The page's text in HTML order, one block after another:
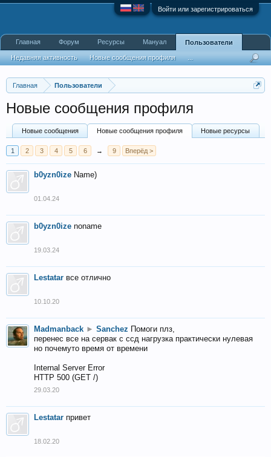
Войти или зарегистрироваться
Главная Пользователи
Новые сообщения профиля
Новые сообщения Новые сообщения профиля Новые ресурсы
1 2 3 4 5 6 → 9 Вперёд >
b0yzn0ize Name)
01.04.24
b0yzn0ize noname
19.03.24
Lestatar все отлично
10.10.20
Madmanback ► Sanchez Помоги плз,
перенес все на сервак с ссд нагрузка практически нулевая
но почемуто время от времени
Internal Server Error
HTTP 500 (GET /)
29.03.20
Lestatar привет
18.02.20
Главная Форум Ресурсы Мануал Пользователи
Недавняя активность Новые сообщения профиля